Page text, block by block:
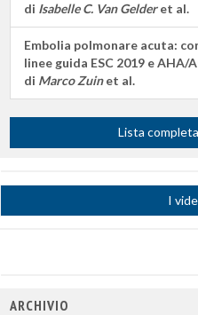
di Isabelle C. Van Gelderet al.
Embolia polmonare acuta:
linee guida ESC 2019 e AHA/
di Marco Zuinet al.
Lista completa
I
ARCHIVIO